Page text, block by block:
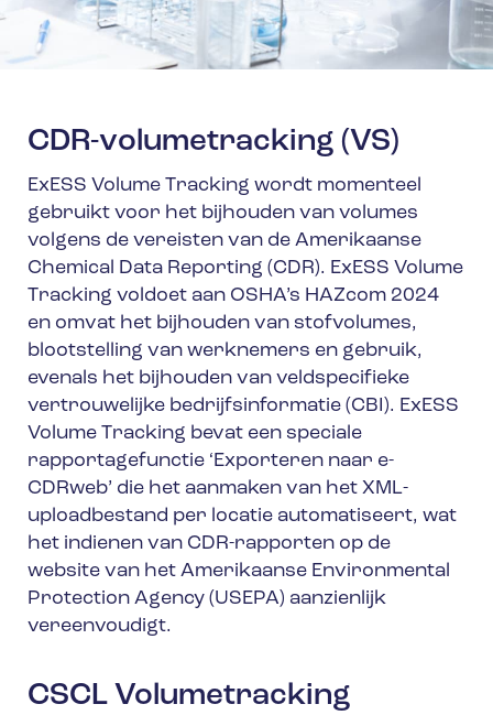
CDR-volumetracking (VS)
ExESS Volume Tracking wordt momenteel
gebruikt voor het bijhouden van volumes
volgens de vereisten van de Amerikaanse
Chemical Data Reporting (CDR). ExESS Volume
Tracking voldoet aan OSHA’s HAZcom 2024
en omvat het bijhouden van stofvolumes,
blootstelling van werknemers en gebruik,
evenals het bijhouden van veldspecifieke
vertrouwelijke bedrijfsinformatie (CBI). ExESS
Volume Tracking bevat een speciale
rapportagefunctie ‘Exporteren naar e-
CDRweb’ die het aanmaken van het XML-
uploadbestand per locatie automatiseert, wat
het indienen van CDR-rapporten op de
website van het Amerikaanse Environmental
Protection Agency (USEPA) aanzienlijk
vereenvoudigt.
CSCL Volumetracking